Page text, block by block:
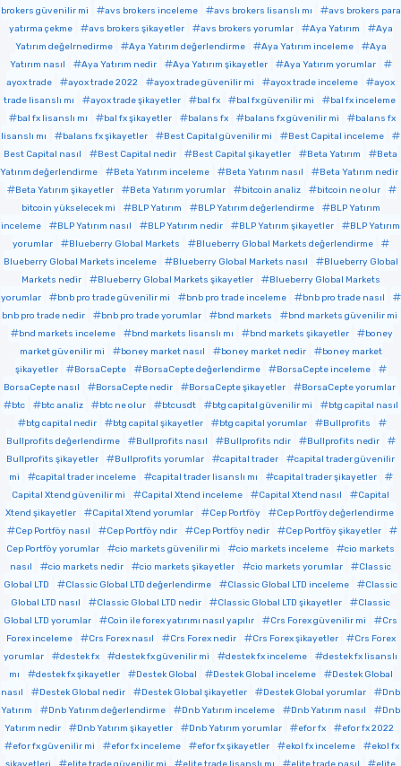
brokers güvenilir mi
avs brokers inceleme avs brokers lisanslı mı
avs brokers para
yatırma çekme
avs brokers şikayetler avs brokers yorumlar Aya Yatırım
Aya
Yatırım değelrnedirme
Aya Yatırım değerlendirme Aya Yatırım inceleme
Aya
Yatırım nasıl
Aya Yatırım nedir Aya Yatırım şikayetler
Aya Yatırım yorumlar
ayox trade
ayox trade 2022 ayox trade güvenilir mi ayox trade inceleme
ayox
trade lisanslı mı
ayox trade şikayetler bal fx bal fx güvenilir mi
bal fx inceleme
bal fx lisanslı mı
bal fx şikayetler balans fx balans fx güvenilir mi
balans fx
lisanslı mı
balans fx şikayetler Best Capital güvenilir mi
Best Capital inceleme
Best Capital nasıl
Best Capital nedir Best Capital şikayetler Beta Yatırım
Beta
Yatırım değerlendirme
Beta Yatırım inceleme Beta Yatırım nasıl
Beta Yatırım nedir
Beta Yatırım şikayetler
Beta Yatırım yorumlar bitcoin analiz
bitcoin ne olur
bitcoin yükselecek mi
BLP Yatırım BLP Yatırım değerlendirme
BLP Yatırım
inceleme
BLP Yatırım nasıl BLP Yatırım nedir BLP Yatırım şikayetler
BLP Yatırım
yorumlar
Blueberry Global Markets
Blueberry Global Markets değerlendirme
Blueberry Global Markets inceleme
Blueberry Global Markets nasıl
Blueberry Global
Markets nedir
Blueberry Global Markets şikayetler
Blueberry Global Markets
yorumlar
bnb pro trade güvenilir mi bnb pro trade inceleme
bnb pro trade nasıl
bnb pro trade nedir
bnb pro trade yorumlar bnd markets
bnd markets güvenilir mi
bnd markets inceleme
bnd markets lisanslı mı bnd markets şikayetler
boney
market güvenilir mi
boney market nasıl boney market nedir
boney market
şikayetler
BorsaCepte BorsaCepte değerlendirme
BorsaCepte inceleme
BorsaCepte nasıl
BorsaCepte nedir BorsaCepte şikayetler
BorsaCepte yorumlar
btc
btc analiz btc ne olur btcusdt btg capital güvenilir mi
btg capital nasıl
btg capital nedir
btg capital şikayetler btg capital yorumlar
Bullprofits
Bullprofits değerlendirme
Bullprofits nasıl Bullprofits ndir
Bullprofits nedir
Bullprofits şikayetler
Bullprofits yorumlar capital trader
capital trader güvenilir
mi
capital trader inceleme capital trader lisanslı mı
capital trader şikayetler
Capital Xtend güvenilir mi
Capital Xtend inceleme Capital Xtend nasıl
Capital
Xtend şikayetler
Capital Xtend yorumlar Cep Portföy
Cep Portföy değerlendirme
Cep Portföy nasıl
Cep Portföy ndir Cep Portföy nedir
Cep Portföy şikayetler
Cep Portföy yorumlar
cio markets güvenilir mi cio markets inceleme
cio markets
nasıl
cio markets nedir cio markets şikayetler cio markets yorumlar
Classic
Global LTD
Classic Global LTD değerlendirme Classic Global LTD inceleme
Classic
Global LTD nasıl
Classic Global LTD nedir Classic Global LTD şikayetler
Classic
Global LTD yorumlar
Coin ile forex yatırımı nasıl yapılır Crs Forex güvenilir mi
Crs
Forex inceleme
Crs Forex nasıl Crs Forex nedir Crs Forex şikayetler
Crs Forex
yorumlar
destek fx destek fx güvenilir mi destek fx inceleme
destek fx lisanslı
mı
destek fx şikayetler Destek Global Destek Global inceleme
Destek Global
nasıl
Destek Global nedir Destek Global şikayetler Destek Global yorumlar
Dnb
Yatırım
Dnb Yatırım değerlendirme Dnb Yatırım inceleme Dnb Yatırım nasıl
Dnb
Yatırım nedir
Dnb Yatırım şikayetler Dnb Yatırım yorumlar efor fx
efor fx 2022
efor fx güvenilir mi
efor fx inceleme efor fx şikayetler ekol fx inceleme
ekol fx